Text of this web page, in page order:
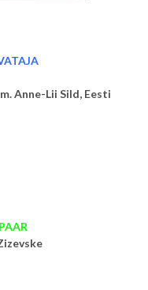
Anne-Lii Sild, Eesti